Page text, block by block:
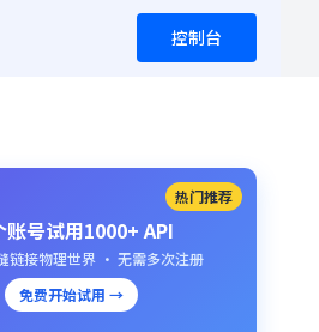
控制台
热门推荐
账号试用1000+ API
链接物理世界 · 无需多次注册
免费开始试用 →